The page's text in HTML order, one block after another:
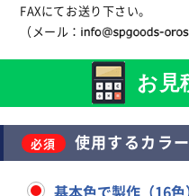
FAXにてお送り下さい。
（メール：
お見
使用するカラ